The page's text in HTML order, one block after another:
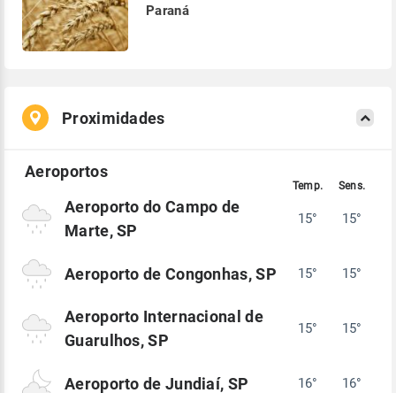
Paraná
Proximidades
Aeroporto do Campo de
Marte, SP
15° 15°
Aeroporto de Congonhas, SP 15° 15°
Aeroporto Internacional de
Guarulhos, SP
15° 15°
Aeroporto de Jundiaí, SP 16° 16°